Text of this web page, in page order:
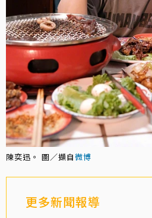
陳奕迅。 圖／擷自微博
更多新聞報導